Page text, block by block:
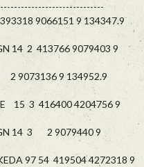
9066151 9 134347.9
14 2 413766 9079403 9
9 134952.9
15 3 416400 4204756 9
14 3 2 9079440 9
97 54 419504 4272318 9